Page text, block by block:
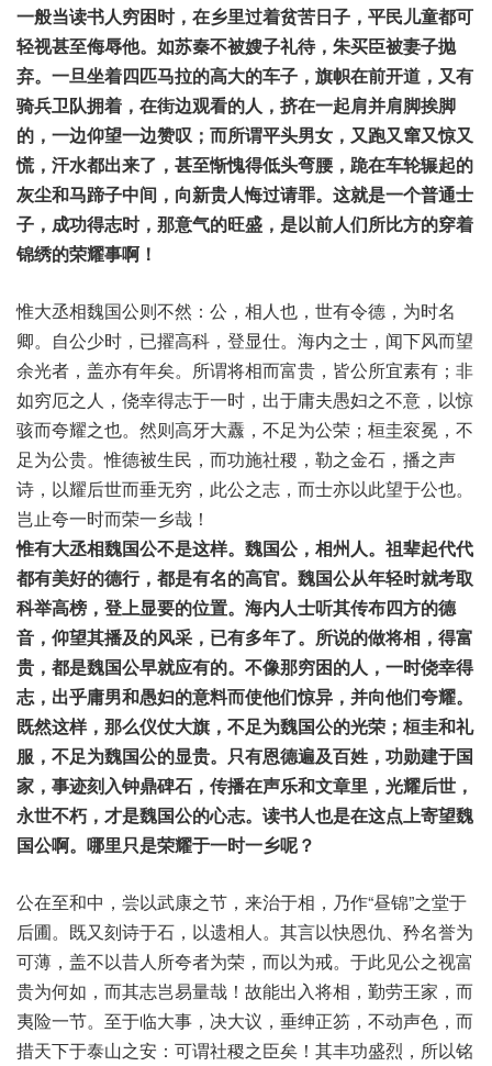
一般当读书人穷困时，在乡里过着贫苦日子，平民儿童都可
轻视甚至侮辱他。如苏秦不被嫂子礼待，朱买臣被妻子抛
弃。一旦坐着四匹马拉的高大的车子，旗帜在前开道，又有
骑兵卫队拥着，在街边观看的人，挤在一起肩并肩脚挨脚
的，一边仰望一边赞叹；而所谓平头男女，又跑又窜又惊又
慌，汗水都出来了，甚至惭愧得低头弯腰，跪在车轮辗起的
灰尘和马蹄子中间，向新贵人悔过请罪。这就是一个普通士
子，成功得志时，那意气的旺盛，是以前人们所比方的穿着
锦绣的荣耀事啊！
惟大丞相魏国公则不然：公，相人也，世有令德，为时名
卿。自公少时，已擢高科，登显仕。海内之士，闻下风而望
余光者，盖亦有年矣。所谓将相而富贵，皆公所宜素有；非
如穷厄之人，侥幸得志于一时，出于庸夫愚妇之不意，以惊
骇而夸耀之也。然则高牙大纛，不足为公荣；桓圭衮冕，不
足为公贵。惟德被生民，而功施社稷，勒之金石，播之声
诗，以耀后世而垂无穷，此公之志，而士亦以此望于公也。
岂止夸一时而荣一乡哉！
惟有大丞相魏国公不是这样。魏国公，相州人。祖辈起代代
都有美好的德行，都是有名的高官。魏国公从年轻时就考取
科举高榜，登上显要的位置。海内人士听其传布四方的德
音，仰望其播及的风采，已有多年了。所说的做将相，得富
贵，都是魏国公早就应有的。不像那穷困的人，一时侥幸得
志，出乎庸男和愚妇的意料而使他们惊异，并向他们夸耀。
既然这样，那么仪仗大旗，不足为魏国公的光荣；桓圭和礼
服，不足为魏国公的显贵。只有恩德遍及百姓，功勋建于国
家，事迹刻入钟鼎碑石，传播在声乐和文章里，光耀后世，
永世不朽，才是魏国公的心志。读书人也是在这点上寄望魏
国公啊。哪里只是荣耀于一时一乡呢？
公在至和中，尝以武康之节，来治于相，乃作“昼锦”之堂于
后圃。既又刻诗于石，以遗相人。其言以快恩仇、矜名誉为
可薄，盖不以昔人所夸者为荣，而以为戒。于此见公之视富
贵为何如，而其志岂易量哉！故能出入将相，勤劳王家，而
夷险一节。至于临大事，决大议，垂绅正笏，不动声色，而
措天下于泰山之安：可谓社稷之臣矣！其丰功盛烈，所以铭